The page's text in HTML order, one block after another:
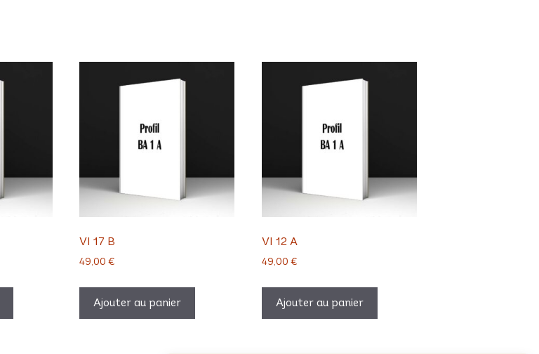
VI 17 B
49,00€
Ajouter au panier
VI 12 A
49,00 €
Ajouter au panier